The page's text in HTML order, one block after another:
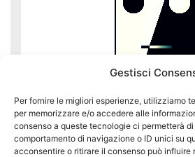
Gestisci
Per fornire le migliori esperienze, utilizziamo
per memorizzare e/o accedere alle
consenso a queste tecnologie ci permetterà
comportamento di navigazione o ID unici su
acconsentire o ritirare il consenso può influire
Associazione Nazionale
continua